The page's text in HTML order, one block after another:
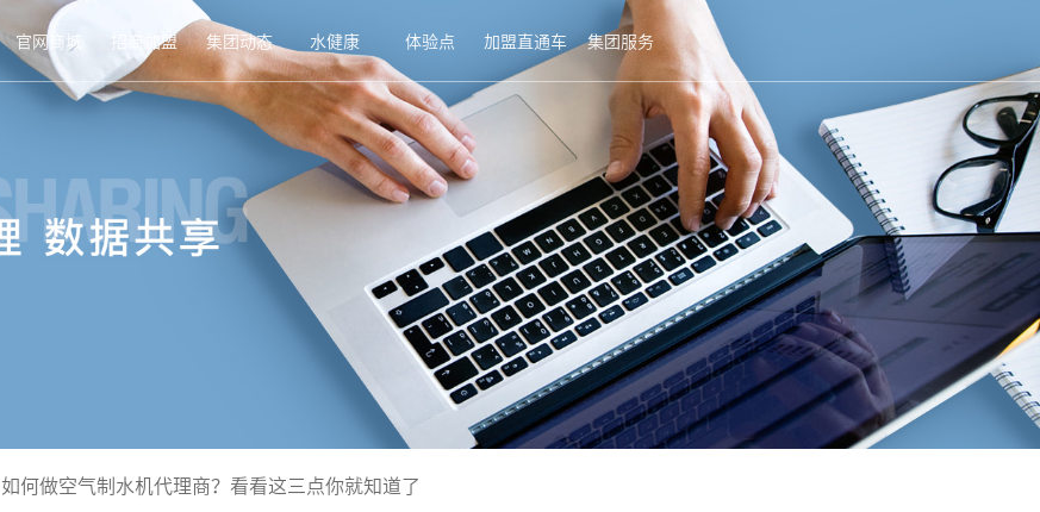
官网商城 招商加盟 集团动态 水健康 体验点 加盟直通车 集团服务
如何做空气制水机代理商？看看这三点你就知道了